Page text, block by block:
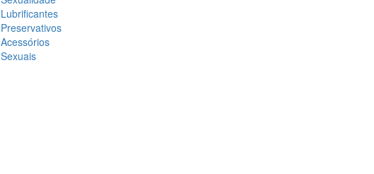
Lubrificantes
Preservativos
Acessórios
Sexuais